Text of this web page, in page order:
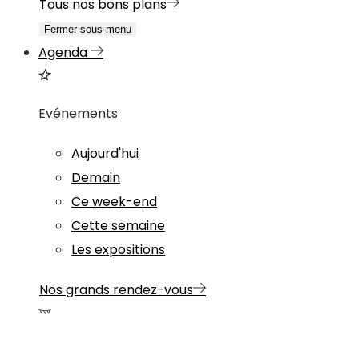
Tous nos bons plans
Fermer sous-menu
Agenda
Evénements
Aujourd'hui
Demain
Ce week-end
Cette semaine
Les expositions
Nos grands rendez-vous